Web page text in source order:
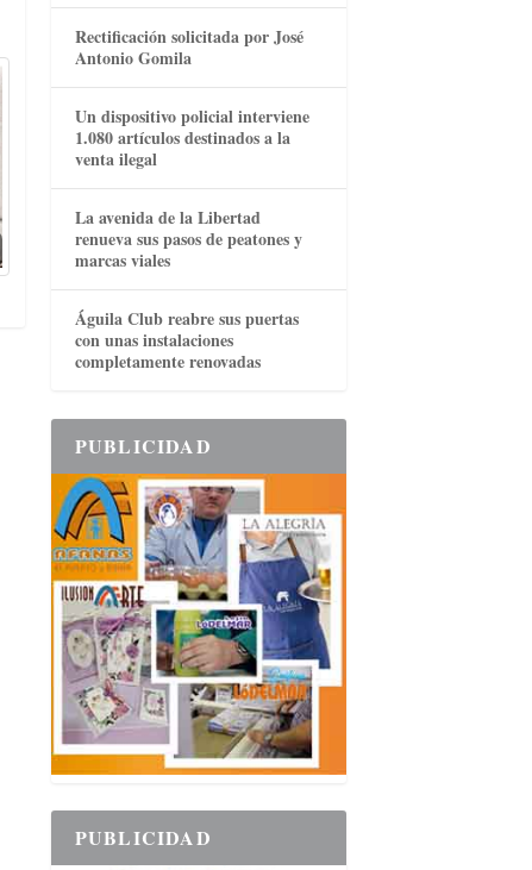
Rectificación solicitada por José
Antonio Gomila
Un dispositivo policial interviene
1.080 artículos destinados a la
venta ilegal
La avenida de la Libertad
renueva sus pasos de peatones y
marcas viales
Águila Club reabre sus puertas
con unas instalaciones
completamente renovadas
PUBLICIDAD
PUBLICIDAD